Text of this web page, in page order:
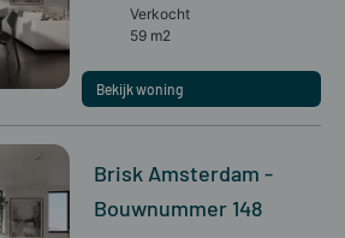
Verkocht
59 m2
Bekijk woning
Brisk Amsterdam -
Bouwnummer 148